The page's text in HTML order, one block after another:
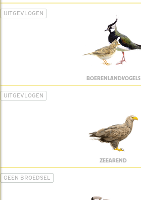
UITGEVLOGEN
BOERENLANDVOGELS
UITGEVLOGEN
ZEEAREND
GEEN BROEDSEL